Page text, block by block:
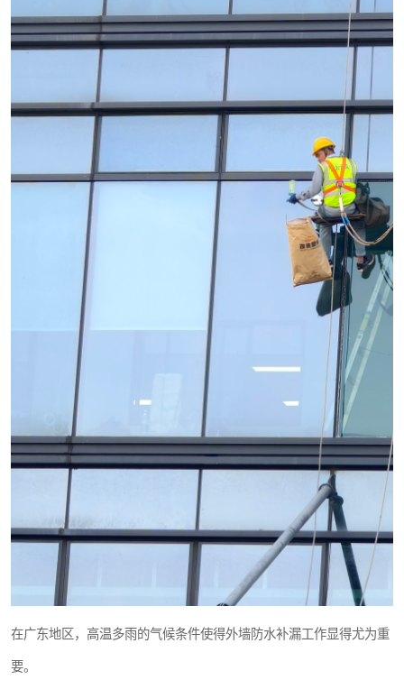
在广东地区，高温多雨的气候条件使得外墙防水补漏工作显得尤为重
要。